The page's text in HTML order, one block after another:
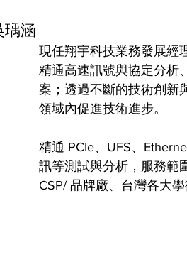
瑀涵
現任翔宇科技業務發展經
精通高速訊號與協定分析
案；透過不斷的技術創新
領域內促進技術進步。
精通 PCIe、UFS、
訊等測試與分析，服務範
CSP/ 品牌廠、台灣各大學